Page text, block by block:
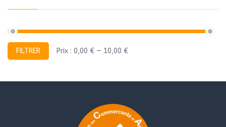
Prix
min
Prix
max
FILTRER Prix : 0,00 € — 10,00 €